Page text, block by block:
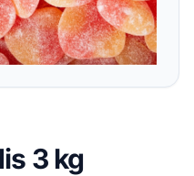
3 kg